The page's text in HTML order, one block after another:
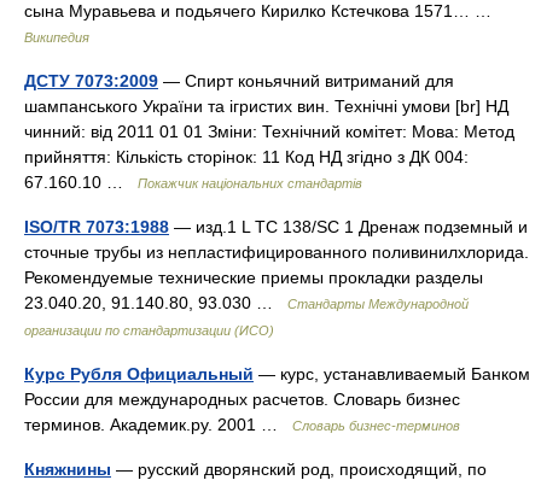
сына Муравьева и подьячего Кирилко Кстечкова 1571… …
Википедия
ДСТУ 7073:2009 — Спирт коньячний витриманий для
шампанського України та ігристих вин. Технічні умови [br] НД
чинний: від 2011 01 01 Зміни: Технічний комітет: Мова: Метод
прийняття: Кількість сторінок: 11 Код НД згідно з ДК 004:
67.160.10 …
Покажчик національних стандартів
ISO/TR 7073:1988 — изд.1 L TC 138/SC 1 Дренаж подземный и
сточные трубы из непластифицированного поливинилхлорида.
Рекомендуемые технические приемы прокладки разделы
23.040.20, 91.140.80, 93.030 …
Стандарты Международной
организации по стандартизации (ИСО)
Курс Рубля Официальный — курс, устанавливаемый Банком
России для международных расчетов. Словарь бизнес
терминов. Академик.ру. 2001 …
Словарь бизнес-терминов
Княжнины — русский дворянский род, происходящий, по